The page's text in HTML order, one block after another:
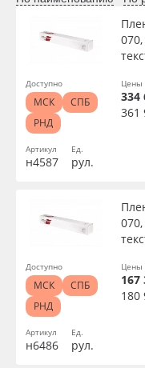
Бренды
Оплата
Сервис
Контакты
Блог
Самоклеящиеся
Чернила
Клей, скотчи и крепёж
Профильные
Сублимация и
Светотехника
Вид
Тип
Длина рулона, м
Толщина, мкм
Материал
Артикул
н4587
Ед.
рул.
Цены
334
361
Доступно
МСК
СПБ
РНД
Артикул
н6486
Ед.
рул.
Цены
167
180
Доступно
МСК
СПБ
РНД